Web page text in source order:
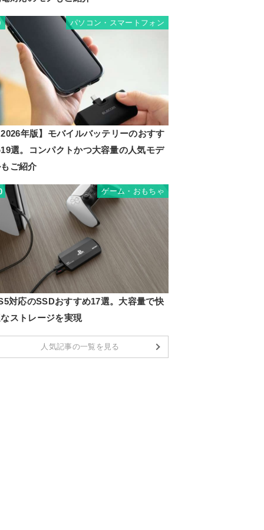
パソコン・スマートフォン
年版】モバイルバッテリーのおすす
選。コンパクトかつ大容量の人気モデ
ご紹介
ゲーム・おもちゃ
対応のSSDおすすめ17選。大容量で快
ストレージを実現
人気記事の一覧を見る